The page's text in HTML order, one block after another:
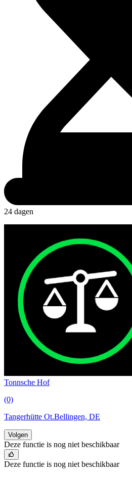
24 dagen
Tonnsche Hof
(0)
Tangerhütte Ot.Bellingen, DE
Volgen
Deze functie is nog niet beschikbaar
Deze functie is nog niet beschikbaar